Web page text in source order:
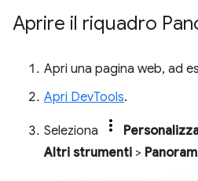
Aprire il riquadro
Apri una pagina web, ad
Apri DevTools.
Seleziona
Altri strumenti >